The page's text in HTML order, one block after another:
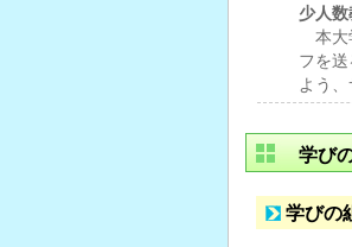
少人
本大
フを
よう
学び
学びの